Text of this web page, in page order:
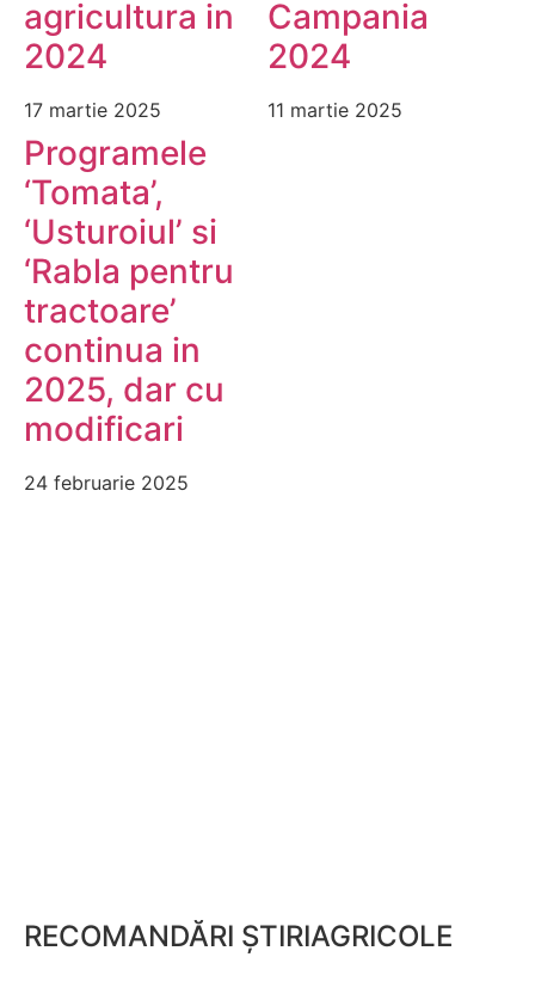
agricultura in
2024
17 martie 2025
Campania
2024
11 martie 2025
Programele
‘Tomata’,
‘Usturoiul’ si
‘Rabla pentru
tractoare’
continua in
2025, dar cu
modificari
24 februarie 2025
RECOMANDĂRI ȘTIRIAGRICOLE